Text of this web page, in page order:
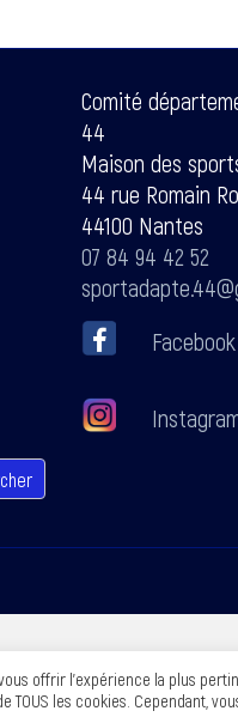
Comité
44
Maison des
44 rue Romain
44100 Nantes
07 84 94 42 52
Facebook
offrir l'expérience la plus
TOUS les cookies. Cependant,